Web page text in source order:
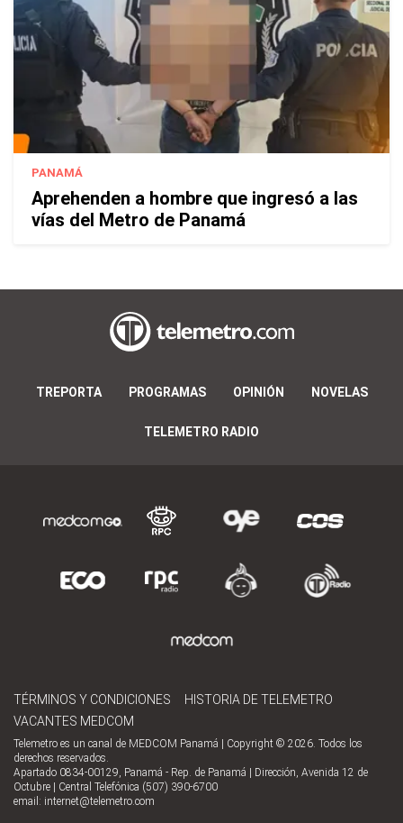
PANAMÁ
Aprehenden a hombre que ingresó a las
vías del Metro de Panamá
TREPORTA PROGRAMAS OPINIÓN NOVELAS
TELEMETRO RADIO
TÉRMINOS Y CONDICIONES
HISTORIA DE TELEMETRO
VACANTES MEDCOM
Telemetro es un canal de MEDCOM Panamá | Copyright © 2026. Todos los
derechos reservados.
Apartado 0834-00129, Panamá - Rep. de Panamá | Dirección, Avenida 12 de
Octubre | Central Telefónica (507) 390-6700
email: internet@telemetro.com